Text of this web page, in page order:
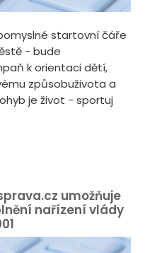
pomyslné startovní čáře
- bude
k orientaci dětí,
způsobuživota a
je život - sportuj
umožňuje
nařízení vlády